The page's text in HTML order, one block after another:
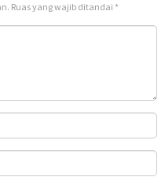
Ruas yang wajib ditandai *